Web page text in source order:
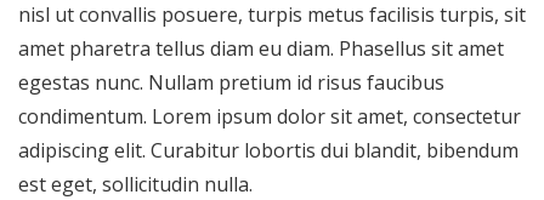
nisl ut convallis posuere, turpis metus facilisis turpis, sit
amet pharetra tellus diam eu diam. Phasellus sit amet
egestas nunc. Nullam pretium id risus faucibus
condimentum. Lorem ipsum dolor sit amet, consectetur
adipiscing elit. Curabitur lobortis dui blandit, bibendum
est eget, sollicitudin nulla.